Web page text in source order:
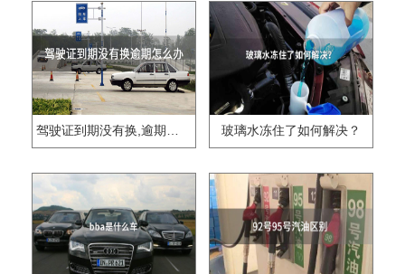
驾驶证到期没有换,逾期怎么办?? 玻璃水冻住了如何解决？